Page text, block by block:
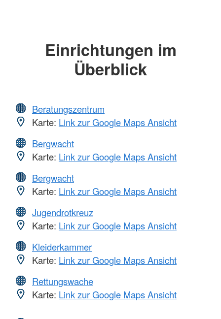
Einrichtungen im
Überblick
Beratungszentrum
Karte: Link zur Google Maps Ansicht
Bergwacht
Karte: Link zur Google Maps Ansicht
Bergwacht
Karte: Link zur Google Maps Ansicht
Jugendrotkreuz
Karte: Link zur Google Maps Ansicht
Kleiderkammer
Karte: Link zur Google Maps Ansicht
Rettungswache
Karte: Link zur Google Maps Ansicht